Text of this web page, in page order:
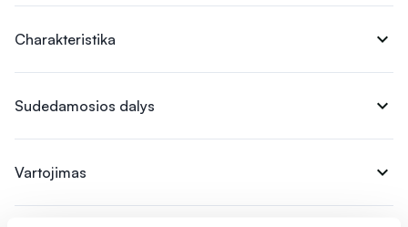
Charakteristika expand_more
Sudedamosios dalys expand_more
Vartojimas expand_more